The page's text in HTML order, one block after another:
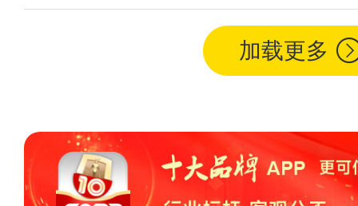
加载更多